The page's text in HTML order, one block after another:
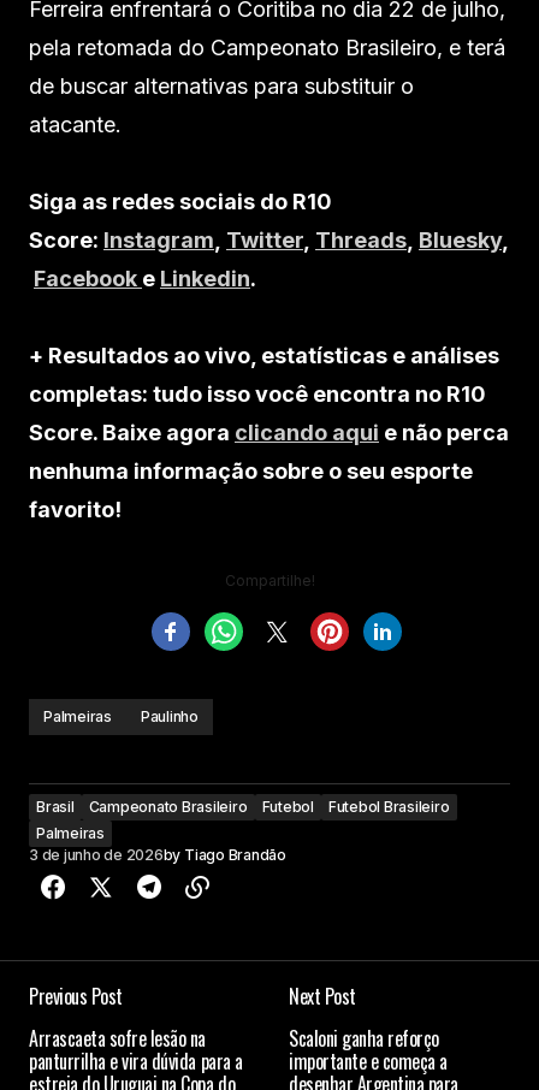
Ferreira enfrentará o Coritiba no dia 22 de julho,
pela retomada do Campeonato Brasileiro, e terá
de buscar alternativas para substituir o
atacante.
Siga as redes sociais do R10
Score: Instagram, Twitter, Threads, Bluesky,
Facebook e Linkedin.
+ Resultados ao vivo, estatísticas e análises
completas: tudo isso você encontra no R10
Score. Baixe agora clicando aqui e não perca
nenhuma informação sobre o seu esporte
favorito!
Compartilhe!
Palmeiras Paulinho
Brasil Campeonato Brasileiro Futebol
Futebol Brasileiro
Palmeiras
3 de junho de 2026by Tiago Brandão
Previous Post
Arrascaeta sofre lesão na
panturrilha e vira dúvida para a
Next Post
Scaloni ganha reforço
importante e começa a